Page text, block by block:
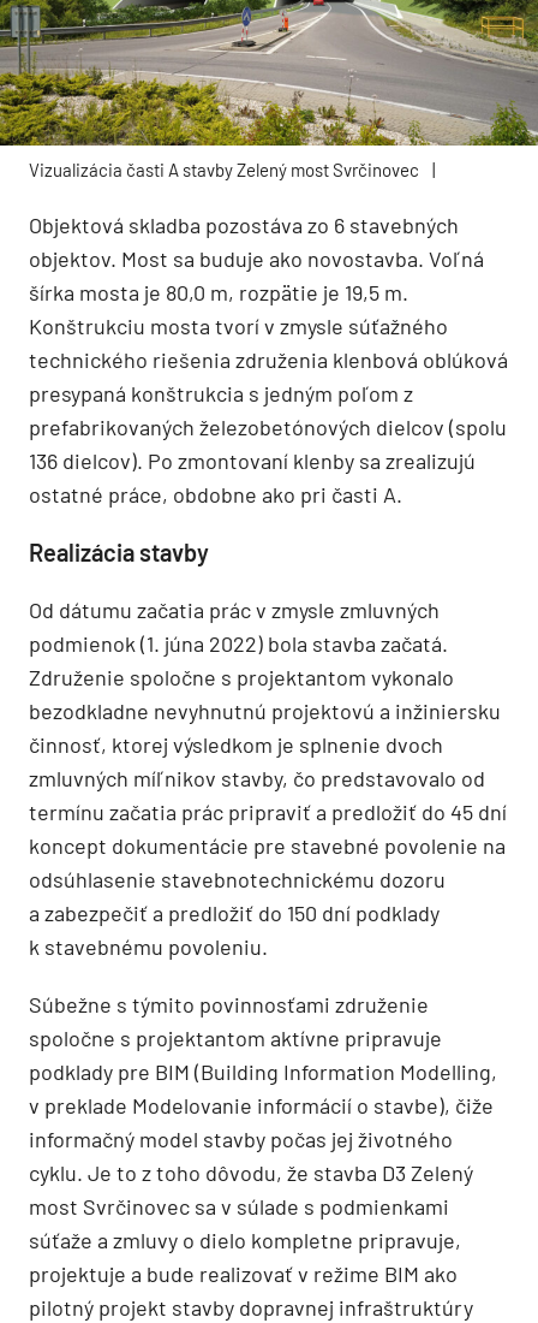
Vizualizácia časti A stavby Zelený most Svrčinovec |
Objektová skladba pozostáva zo 6 stavebných
objektov. Most sa buduje ako novostavba. Voľná
šírka mosta je 80,0 m, rozpätie je 19,5 m.
Konštrukciu mosta tvorí v zmysle súťažného
technického riešenia združenia klenbová oblúková
presypaná konštrukcia s jedným poľom z
prefabrikovaných železobetónových dielcov (spolu
136 dielcov). Po zmontovaní klenby sa zrealizujú
ostatné práce, obdobne ako pri časti A.
Realizácia stavby
Od dátumu začatia prác v zmysle zmluvných
podmienok (1. júna 2022) bola stavba začatá.
Združenie spoločne s projektantom vykonalo
bezodkladne nevyhnutnú projektovú a inžiniersku
činnosť, ktorej výsledkom je splnenie dvoch
zmluvných míľnikov stavby, čo predstavovalo od
termínu začatia prác pripraviť a predložiť do 45 dní
koncept dokumentácie pre stavebné povolenie na
odsúhlasenie stavebnotechnickému dozoru
a zabezpečiť a predložiť do 150 dní podklady
k stavebnému povoleniu.
Súbežne s týmito povinnosťami združenie
spoločne s projektantom aktívne pripravuje
podklady pre BIM (Building Information Modelling,
v preklade Modelovanie informácií o stavbe), čiže
informačný model stavby počas jej životného
cyklu. Je to z toho dôvodu, že stavba D3 Zelený
most Svrčinovec sa v súlade s podmienkami
súťaže a zmluvy o dielo kompletne pripravuje,
projektuje a bude realizovať v režime BIM ako
pilotný projekt stavby dopravnej infraštruktúry